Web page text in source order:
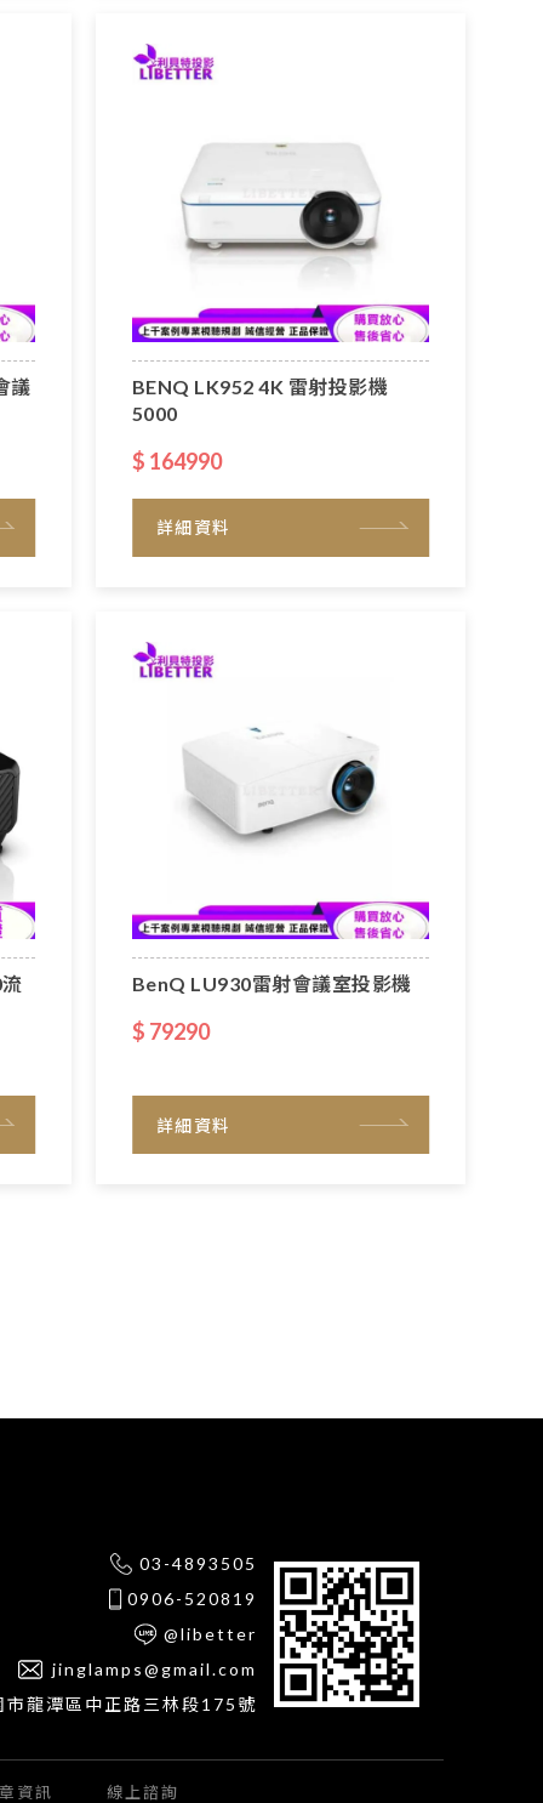
議
BENQ LK952 4K 雷射投影機
5000
$ 164990
詳細資料
BenQ LU930雷射會議室投影機
$ 79290
詳細資料
03-4893505
0906-520819
@libetter
jinglamps@gmail.com
市龍潭區中正路三林段175號
資訊 線上諮詢